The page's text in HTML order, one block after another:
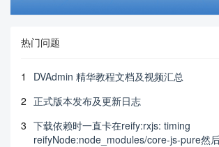
热门问题
1
DVAdmin 精华教程文档及视频汇总
2 正式版本发布及更新日志
3 下载依赖时一直卡在reify:rxjs: timing
reifyNode:node_modules/core-js-pure然